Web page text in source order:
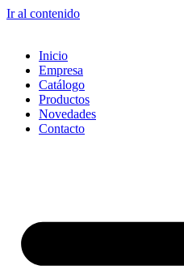
Ir al contenido
Inicio
Empresa
Catálogo
Productos
Novedades
Contacto